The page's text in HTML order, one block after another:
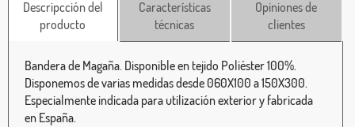
Descripcción del
producto
Características
técnicas
Opiniones de
clientes
Bandera de Magaña. Disponible en tejido Poliéster 100%.
Disponemos de varias medidas desde 060X100 a 150X300.
Especialmente indicada para utilización exterior y fabricada
en España.